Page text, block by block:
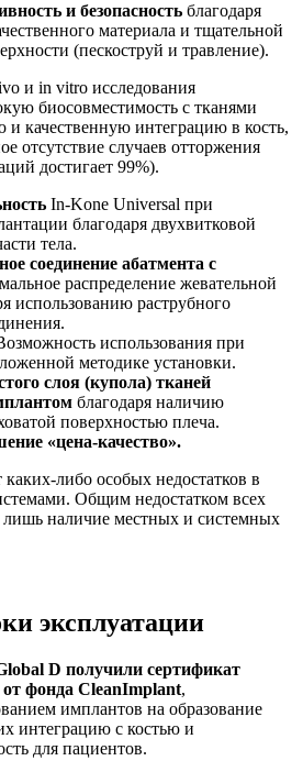
и безопасность благодаря
материала и тщательной
(пескоструй и травление).
и in vitro исследования
биосовместимость с тканями
и качественную интеграцию в кость,
отсутствие случаев отторжения
достигает 99%).
In-Kone Universal при
благодаря двухвитковой
тела.
соединение абатмента с
распределение жевательной
использованию раструбного
использования при
методике установки.
слоя (купола) тканей
благодаря наличию
поверхностью плеча.
«цена-качество».
либо особых недостатков в
Общим недостатком всех
наличие местных и системных
эксплуатации
D получили сертификат
от фонда CleanImplant,
имплантов на образование
интеграцию с костью и
для пациентов.